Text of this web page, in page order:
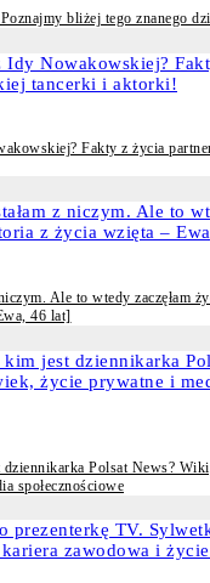
bliżej tego znanego
Fakty z życia
Ale to wtedy zaczęłam
46 lat]
Polsat News?
społecznościowe